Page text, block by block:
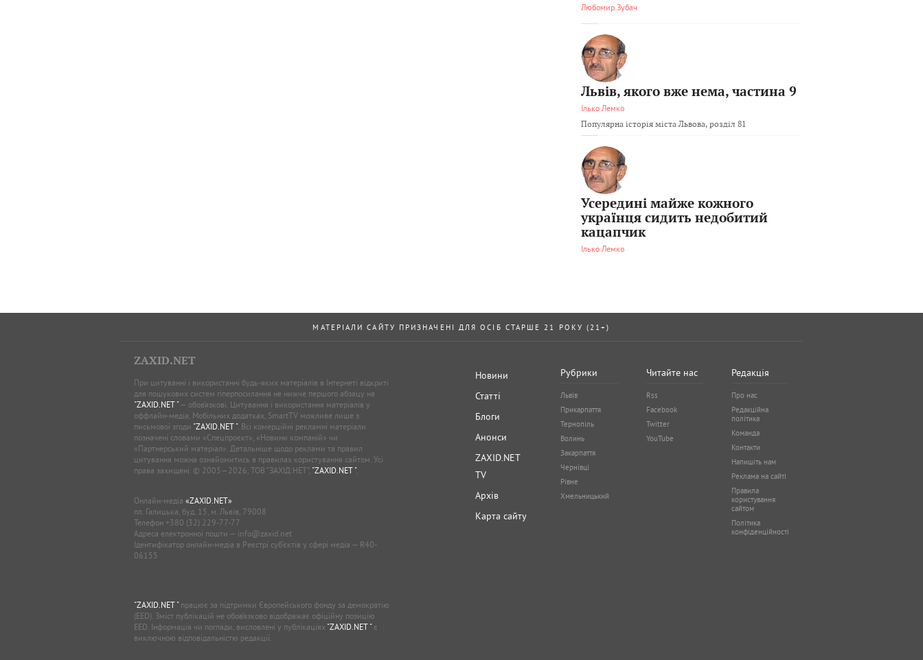
Любомир Зубач
Львів, якого вже нема, частина 9
Ілько Лемко
Популярна історія міста Львова, розділ 81
Усередині майже кожного
українця сидить недобитий
кацапчик
Ілько Лемко
МАТЕРІАЛИ САЙТУ ПРИЗНАЧЕНІ ДЛЯ ОСІБ СТАРШЕ 21 РОКУ (21+)
ZAXID.NET
При цитуванні і використанні будь-яких матеріалів в Інтернеті відкриті
для пошукових систем гіперпосилання не нижче першого абзацу на
"ZAXID.NET "— обов’язкові. Цитування і використання матеріалів у
оффлайн-медіа, Мобільних додатках, SmartTV можливе лише з
письмової згоди "ZAXID.NET ". Всі комерційні рекламні матеріали
позначені словами «Спецпроєкт», «Новини компаній» чи
«Партнерський матеріал». Детальніше щодо реклами та правил
цитування можна ознайомитись в правилах користування сайтом. Усі
права захищені. © 2005—2026, ТОВ “ЗАХІД.НЕТ”, "ZAXID.NET ".
Онлайн-медіа «ZAXID.NET»
пл. Галицька, буд. 15, м. Львів, 79008
Телефон +380 (32) 229-77-77
Адреса електронної пошти — info@zaxid.net
Ідентифікатор онлайн-медіа в Реєстрі суб'єктів у сфері медіа — R40-
06155
"ZAXID.NET "працює за підтримки Європейського фонду за демократію
(EED). Зміст публікацій не обов’язково відображає офіційну позицію
EED. Інформація чи погляди, висловлені у публікаціях "ZAXID.NET "є
виключною відповідальністю редакції.
Новини
Статті
Блоги
Анонси
ZAXID.NET
TV
Архів
Карта сайту
Рубрики
Львів
Прикарпаття
Тернопіль
Волинь
Закарпаття
Чернівці
Рівне
Хмельницький
Читайте нас
Rss
Facebook
Twitter
YouTube
Редакція
Про нас
Редакційна
політика
Команда
Контакти
Напишіть нам
Реклама на сайті
Правила
користування
сайтом
Політика
конфіденційності